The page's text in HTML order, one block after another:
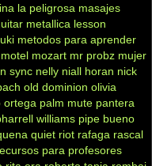
la peligrosa masajes
metallica lesson
metodos para aprender
motel mozart mr probz mujer
n sync nelly niall horan nick
old dominion olivia
ortega palm mute pantera
williams pipe bueno
quiet riot rafaga rascal
para profesores